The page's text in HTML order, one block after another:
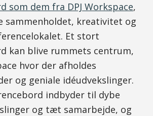
som dem fra DPJ Workspace,
sammenholdet, kreativitet og
Et stort
kan blive rummets centrum,
hvor der afholdes
og geniale idéudvekslinger.
indbyder til dybe
og tæt samarbejde, og